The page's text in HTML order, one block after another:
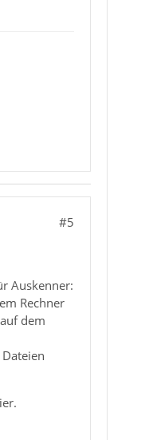
#5
Auskenner:
Rechner
dem